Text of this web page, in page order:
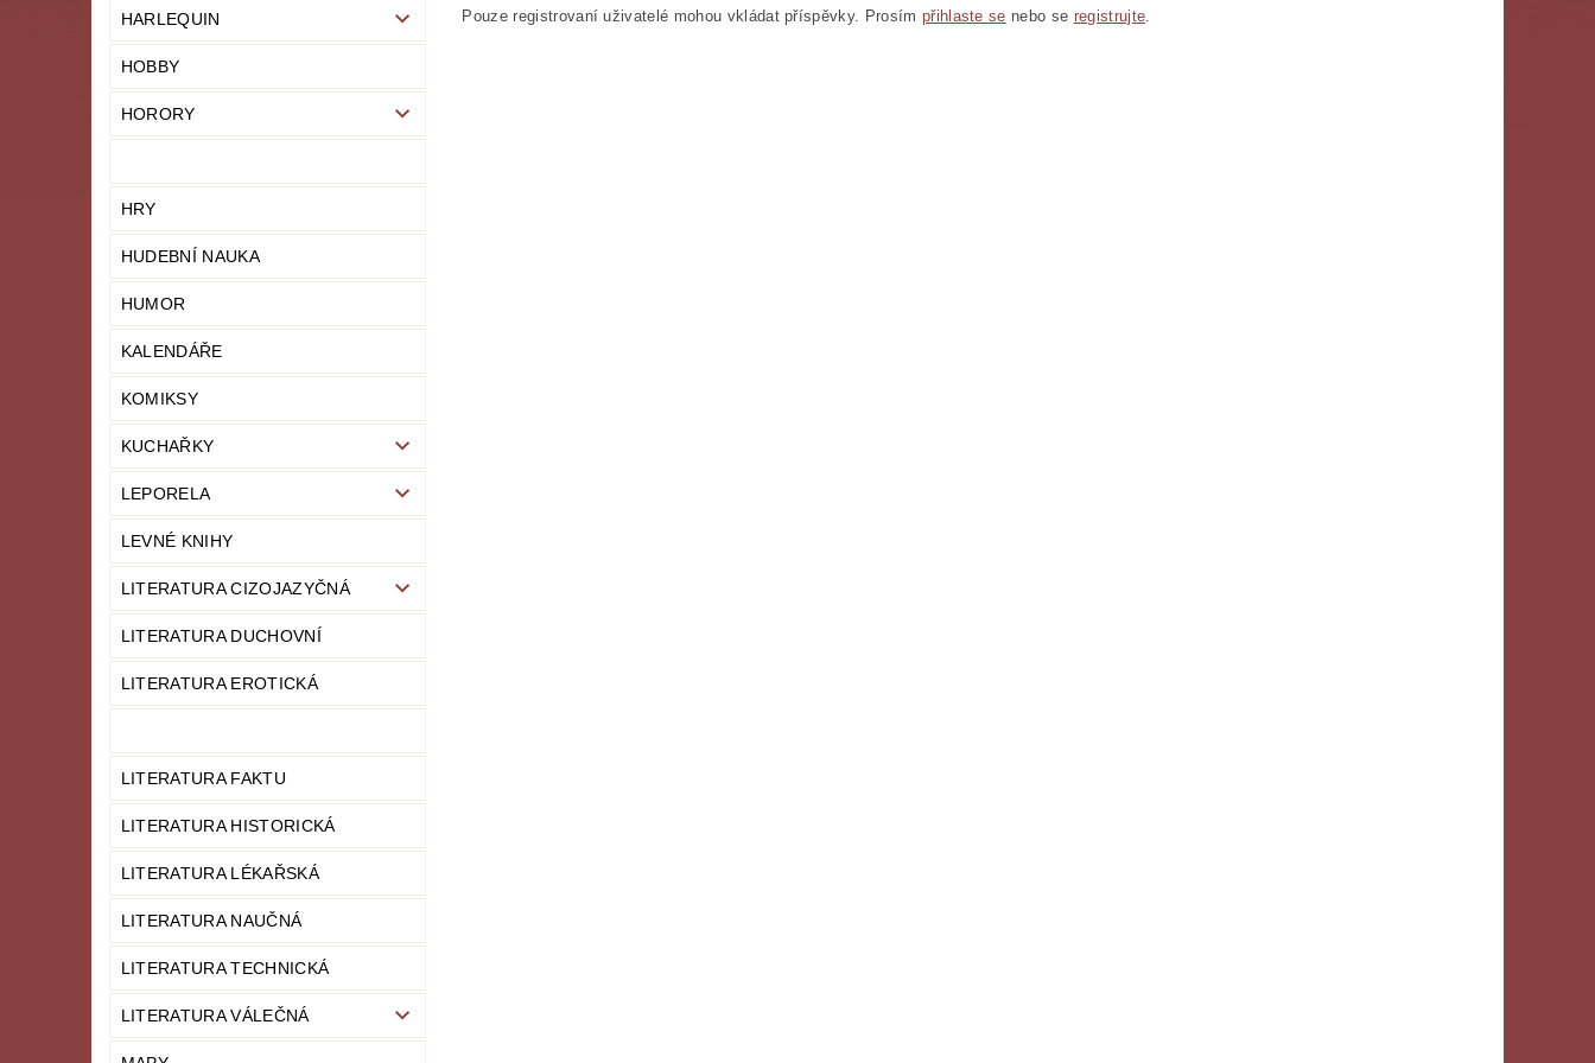
HARLEQUIN
HOBBY
HORORY
HRY
HUDEBNÍ NAUKA
HUMOR
KALENDÁŘE
KOMIKSY
KUCHAŘKY
LEPORELA
LEVNÉ KNIHY
LITERATURA CIZOJAZYČNÁ
LITERATURA DUCHOVNÍ
LITERATURA EROTICKÁ
LITERATURA FAKTU
LITERATURA HISTORICKÁ
LITERATURA LÉKAŘSKÁ
LITERATURA NAUČNÁ
LITERATURA TECHNICKÁ
LITERATURA VÁLEČNÁ
Pouze registrovaní uživatelé mohou vkládat příspěvky. Prosím přihlaste se nebo se registrujte.